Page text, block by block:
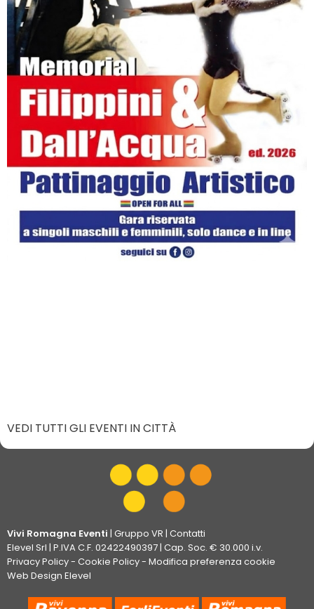
VEDI TUTTI GLI EVENTI IN CITTÀ
Vivi Romagna Eventi | Gruppo VR | Contatti
Elevel Srl | P.IVA C.F. 02422490397 | Cap. Soc. € 30.000 i.v.
Privacy Policy- Cookie Policy- Modifica preferenza cookie
Web Design Elevel